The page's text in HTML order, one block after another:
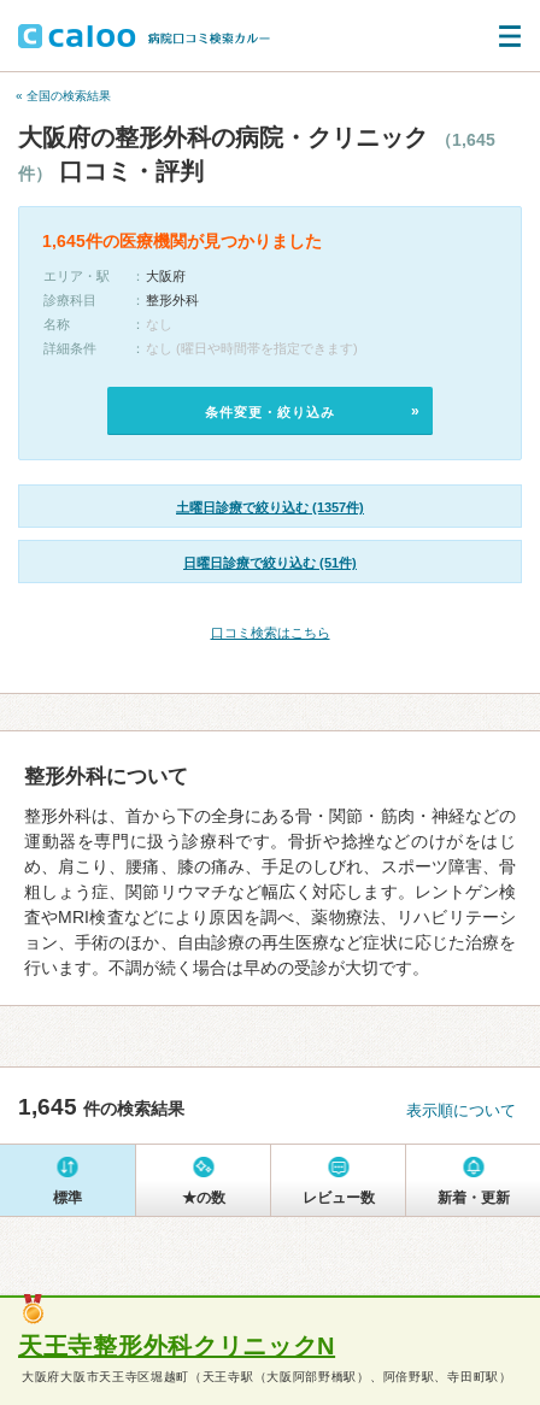
« 全国の検索結果
大阪府の整形外科の病院・クリニック
（1,645
件）
口コミ・評判
1,645件の医療機関が見つかりました
エリア・駅
大阪府
診療科目
整形外科
名称
なし
詳細条件
なし (曜日や時間帯を指定できます)
条件変更・絞り込み
土曜日診療で絞り込む (1357件)
日曜日診療で絞り込む (51件)
口コミ検索はこちら
整形外科について
整形外科は、首から下の全身にある骨・関節・筋肉・神経などの
運動器を専門に扱う診療科です。骨折や捻挫などのけがをはじ
め、肩こり、腰痛、膝の痛み、手足のしびれ、スポーツ障害、骨
粗しょう症、関節リウマチなど幅広く対応します。レントゲン検
査やMRI検査などにより原因を調べ、薬物療法、リハビリテーシ
ョン、手術のほか、自由診療の再生医療など症状に応じた治療を
行います。不調が続く場合は早めの受診が大切です。
1,645 件の検索結果 表示順について
標準 ★の数 レビュー数 新着・更新
天王寺整形外科クリニックN
大阪府大阪市天王寺区堀越町（天王寺駅（大阪阿部野橋駅）、阿倍野駅、寺田町駅）